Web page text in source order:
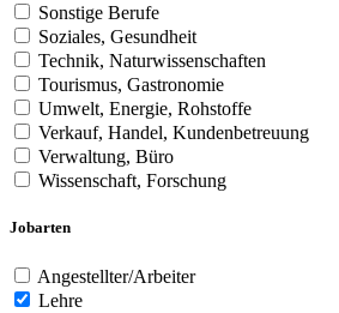
Sonstige Berufe
Soziales, Gesundheit
Technik, Naturwissenschaften
Tourismus, Gastronomie
Umwelt, Energie, Rohstoffe
Verkauf, Handel, Kundenbetreuung
Verwaltung, Büro
Wissenschaft, Forschung
Jobarten
Angestellter/Arbeiter
Lehre